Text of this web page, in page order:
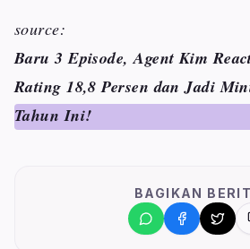
source:
Baru 3 Episode, Agent Kim
Rating 18,8 Persen dan Jadi
Tahun Ini!
BAGIKAN